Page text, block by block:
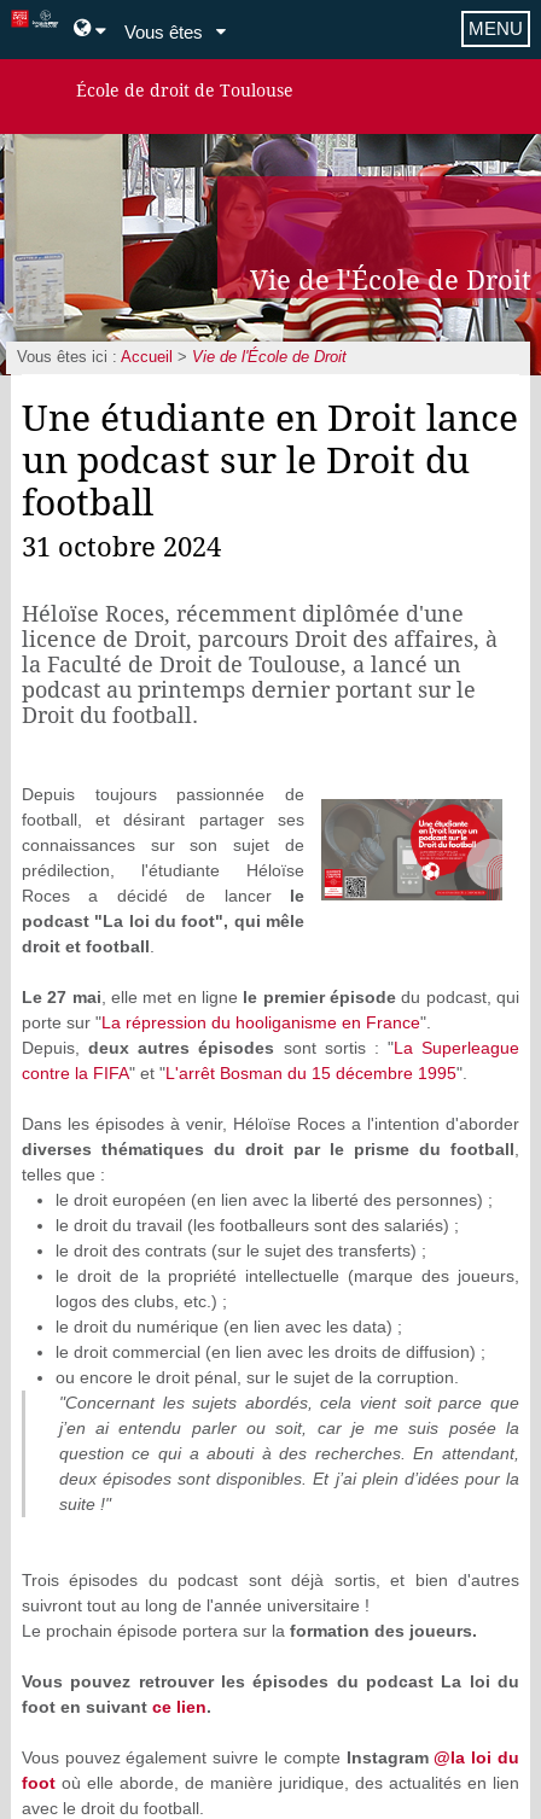
Vous êtes
École de droit de Toulouse
MENU
Vie de l'École de Droit
Vous êtes ici :Accueil > Vie de l'École de Droit
Une étudiante en Droit lance
un podcast sur le Droit du
football
31 octobre 2024
Héloïse Roces, récemment diplômée d'une
licence de Droit, parcours Droit des affaires, à
la Faculté de Droit de Toulouse, a lancé un
podcast au printemps dernier portant sur le
Droit du football.
Depuis toujours passionnée de
football, et désirant partager ses
connaissances sur son sujet de
prédilection, l'étudiante Héloïse
Roces a décidé de lancer le
podcast "La loi du foot", qui mêle
droit et football
Le 27 mai , elle met en ligne le premier épisode du podcast, qui
porte sur "La répression du hooliganisme en France".
Depuis,deux autres épisodes sont sortis : "La Superleague
contre la FIFA" et "L'arrêt Bosman du 15 décembre 1995".
Dans les épisodes à venir, Héloïse Roces a l'intention d'aborder
diverses thématiques du droit par le prisme du football
telles que :
le droit européen (en lien avec la liberté des personnes) ;
le droit du travail (les footballeurs sont des salariés) ;
le droit des contrats (sur le sujet des transferts) ;
le droit de la propriété intellectuelle (marque des joueurs,
logos des clubs, etc.) ;
le droit du numérique (en lien avec les data) ;
le droit commercial (en lien avec les droits de diffusion) ;
ou encore le droit pénal, sur le sujet de la corruption.
"Concernant les sujets abordés, cela vient soit parce que
j’en ai entendu parler ou soit, car je me suis posée la
question ce qui a abouti à des recherches. En attendant,
deux épisodes sont disponibles. Et j’ai plein d’idées pour la
suite !"
Trois épisodes du podcast sont déjà sortis, et bien d'autres
suivront tout au long de l'année universitaire !
Le prochain épisode portera sur la formation des joueurs.
Vous pouvez retrouver les épisodes du podcast La loi du
foot en suivant ce lien.
Vous pouvez également suivre le compte Instagram@la loi du
foot où elle aborde, de manière juridique, des actualités en lien
avec le droit du football.